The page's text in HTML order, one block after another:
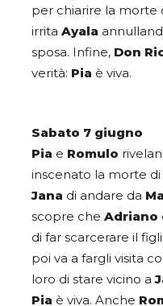
per chiarire la morte
irrita Ayala
sposa. Infine, Don
verità: Pia è viva.
Sabato 7 giugno
Pia e Romulo
inscenato la morte di
Jana di andare da
scopre che Adriano
di far scarcerare il
poi va a fargli visita
loro di stare vicino a
Pia è viva. Anche